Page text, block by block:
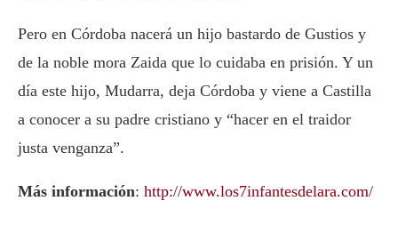
Pero en Córdoba nacerá un hijo bastardo de Gustios y
de la noble mora Zaida que lo cuidaba en prisión. Y un
día este hijo, Mudarra, deja Córdoba y viene a Castilla
a conocer a su padre cristiano y “hacer en el traidor
justa venganza”.
Más información: http://www.los7infantesdelara.com/